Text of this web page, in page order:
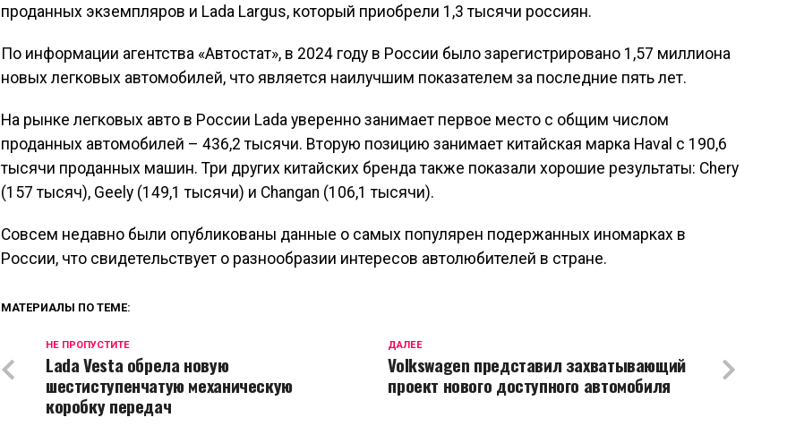
проданных экземпляров и Lada Largus, который приобрели 1,3 тысячи россиян.
По информации агентства «Автостат», в 2024 году в России было зарегистрировано 1,57 миллиона
новых легковых автомобилей, что является наилучшим показателем за последние пять лет.
На рынке легковых авто в России Lada уверенно занимает первое место с общим числом
проданных автомобилей – 436,2 тысячи. Вторую позицию занимает китайская марка Haval с 190,6
тысячи проданных машин. Три других китайских бренда также показали хорошие результаты: Chery
(157 тысяч), Geely (149,1 тысячи) и Changan (106,1 тысячи).
Совсем недавно были опубликованы данные о самых популярен подержанных иномарках в
России, что свидетельствует о разнообразии интересов автолюбителей в стране.
МАТЕРИАЛЫ ПО ТЕМЕ:
ДАЛЕЕ
Volkswagen представил захватывающий
проект нового доступного автомобиля
НЕ ПРОПУСТИТЕ
Lada Vesta обрела новую
шестиступенчатую механическую
коробку передач